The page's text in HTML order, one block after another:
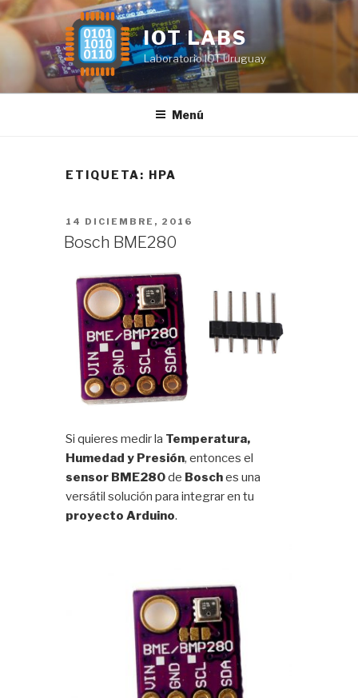
Saltar
al
contenido
IOT LABS
Laboratorio IOT Uruguay
Menú
ETIQUETA: HPA
PUBLICADO
EL
14 DICIEMBRE, 2016
Bosch BME280
Si quieres medir la Temperatura,
Humedad y Presión, entonces el
sensor BME280de Bosches una
versátil solución para integrar en tu
proyecto Arduino.